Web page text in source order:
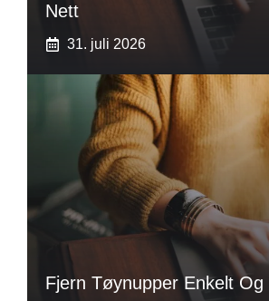
Nett
31. juli 2026
Fjern Tøynupper Enkelt